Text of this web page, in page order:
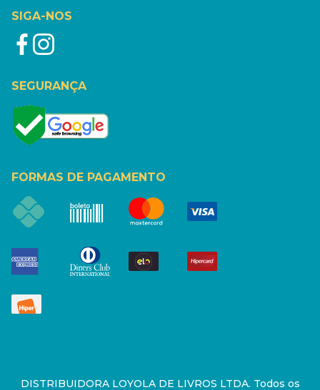
SIGA-NOS
SEGURANÇA
FORMAS DE PAGAMENTO
DISTRIBUIDORA LOYOLA DE LIVROS LTDA. Todos os